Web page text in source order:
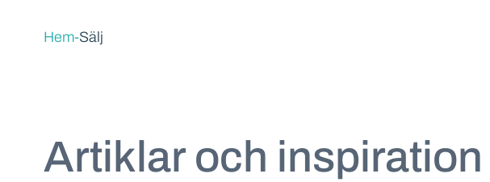
Hem-Sälj
Artiklar och inspiration